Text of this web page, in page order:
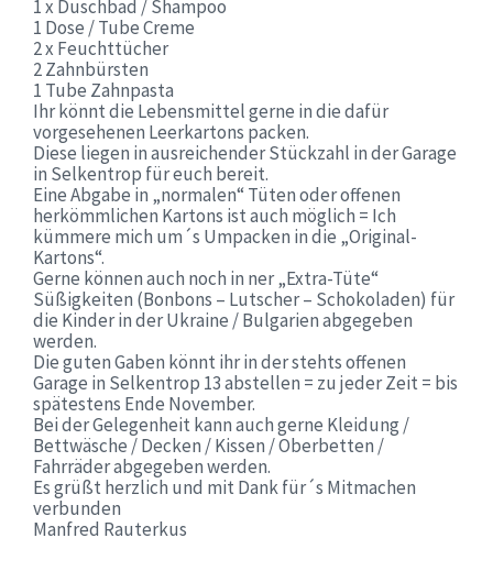
1 x Duschbad / Shampoo
1 Dose / Tube Creme
2 x Feuchttücher
2 Zahnbürsten
1 Tube Zahnpasta
Ihr könnt die Lebensmittel gerne in die dafür
vorgesehenen Leerkartons packen.
Diese liegen in ausreichender Stückzahl in der Garage
in Selkentrop für euch bereit.
Eine Abgabe in „normalen“ Tüten oder offenen
herkömmlichen Kartons ist auch möglich = Ich
kümmere mich um´s Umpacken in die „Original-
Kartons“.
Gerne können auch noch in ner „Extra-Tüte“
Süßigkeiten (Bonbons – Lutscher – Schokoladen) für
die Kinder in der Ukraine / Bulgarien abgegeben
werden.
Die guten Gaben könnt ihr in der stehts offenen
Garage in Selkentrop 13 abstellen = zu jeder Zeit = bis
spätestens Ende November.
Bei der Gelegenheit kann auch gerne Kleidung /
Bettwäsche / Decken / Kissen / Oberbetten /
Fahrräder abgegeben werden.
Es grüßt herzlich und mit Dank für´s Mitmachen
verbunden
Manfred Rauterkus